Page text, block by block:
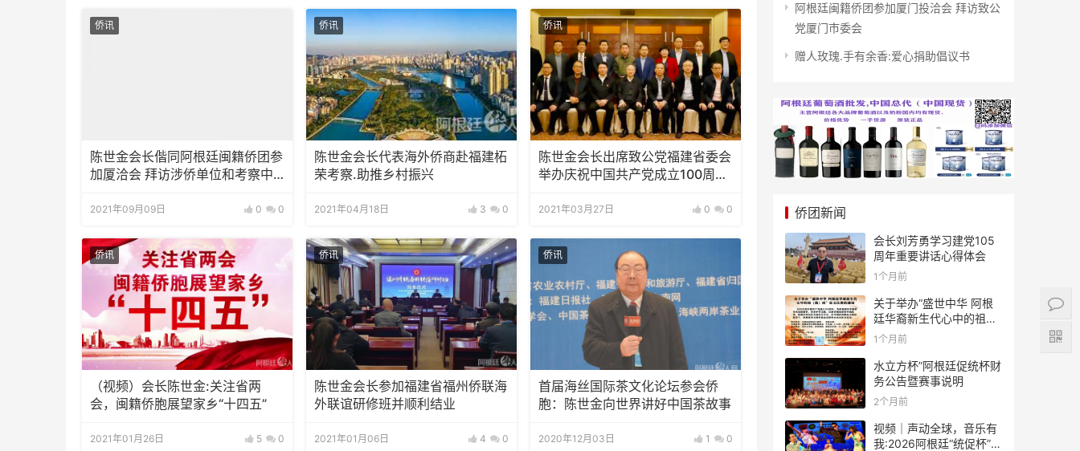
侨讯
陈世金会长偕同阿根廷闽籍侨团参
加厦洽会 拜访涉侨单位和考察中
2021年09月09日 0 0
侨讯
陈世金会长代表海外侨商赴福建柘
荣考察.助推乡村振兴
2021年04月18日 3 0
侨讯
陈世金会长出席致公党福建省委会
举办庆祝中国共产党成立100周年
2021年03月27日 0 0
侨讯
（视频）会长陈世金:关注省两
会，闽籍侨胞展望家乡“十四五”
2021年01月26日 5 0
侨讯
陈世金会长参加福建省福州侨联海
外联谊研修班并顺利结业
2021年01月06日 4 0
侨讯
首届海丝国际茶文化论坛参会侨
胞：陈世金向世界讲好中国茶故事
2020年12月03日 1 0
阿根廷闽籍侨团参加厦门投洽会 拜访致公
党厦门市委会
赠人玫瑰.手有余香:爱心捐助倡议书
侨团新闻
会长刘芳勇学习建党105
周年重要讲话心得体会
1个月前
关于举办“盛世中华 阿根
廷华裔新生代心中的祖
(籍)国”征文比赛的通知
1个月前
水立方杯”阿根廷促统杯财
务公告暨赛事说明
2个月前
视频｜声动全球，音乐有
我:2026阿根廷“统促杯”水